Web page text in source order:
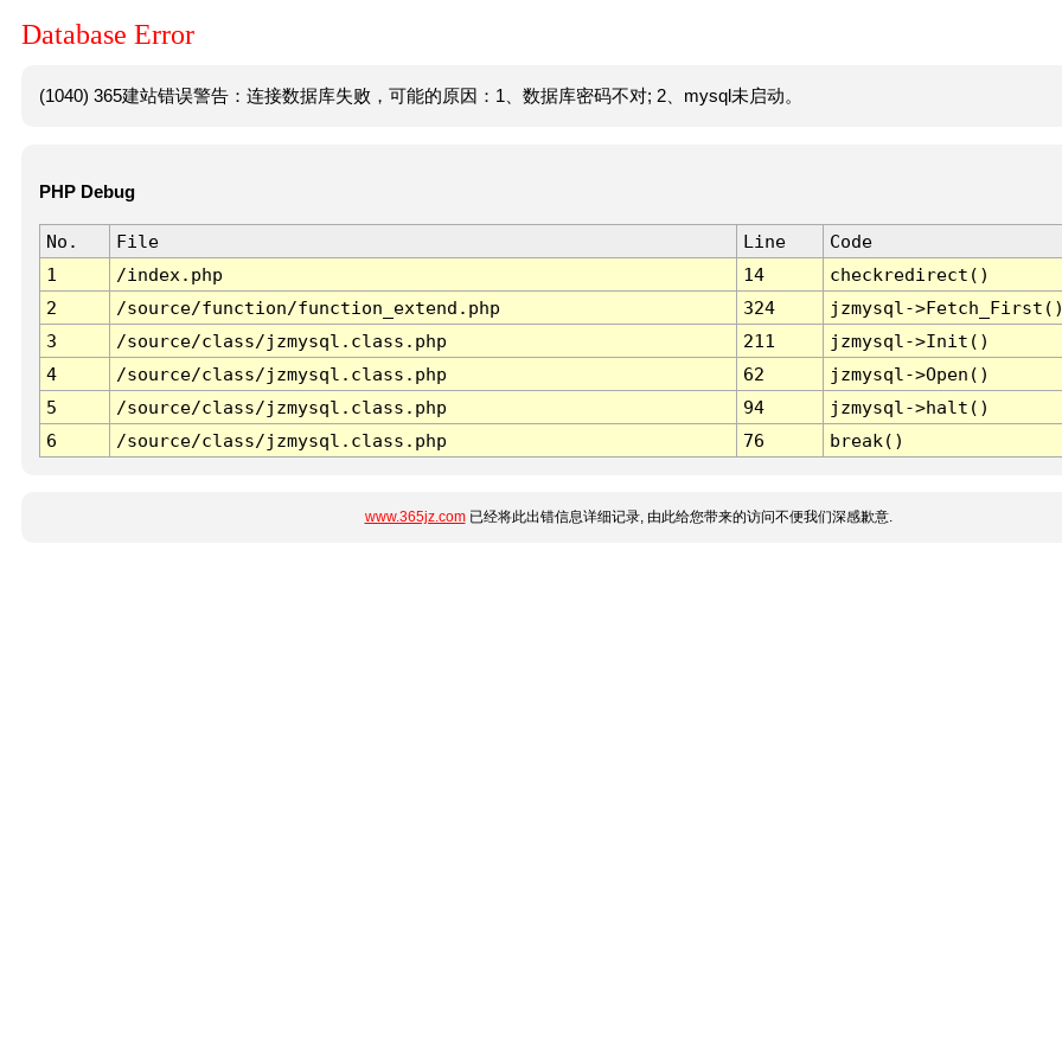
Database Error
(1040) 365建站错误警告：连接数据库失败，可能的原因：1、数据库密码不对; 2、mysql未启动。
PHP Debug
No. File Line
Code
1
/index.php 14
checkredirect()
2
/source/function/function_extend.php 324
jzmysql-
3
/source/class/jzmysql.class.php 211
jzmysql->Init()
4
/source/class/jzmysql.class.php 62
jzmysql->Open()
5
/source/class/jzmysql.class.php 94
jzmysql->halt()
6
/source/class/jzmysql.class.php 76 break()
www.365jz.com已经将此出错信息详细记录, 由此给您带来的访问不便我们深感歉意.